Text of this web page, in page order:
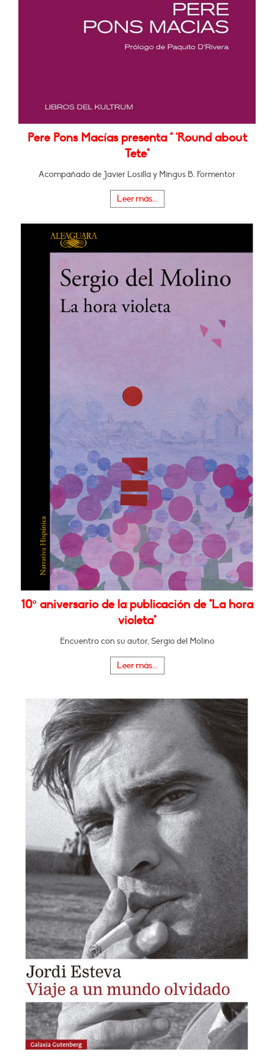
Pere Pons Macías presenta " 'Round about
Tete"
Acompañado de Javier Losilla y Mingus B. Formentor
Leer más...
10º aniversario de la publicación de "La hora
violeta"
Encuentro con su autor, Sergio del Molino
Leer más...